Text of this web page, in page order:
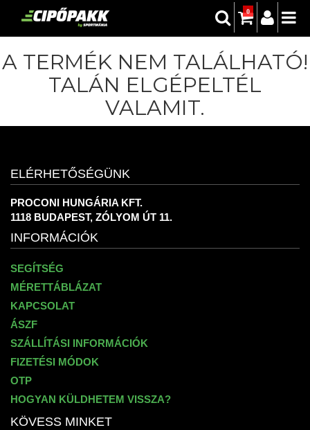
0
A TERMÉK NEM TALÁLHATÓ!
TALÁN ELGÉPELTÉL
VALAMIT.
ELÉRHETŐSÉGÜNK
PROCONI HUNGÁRIA KFT.
1118 BUDAPEST, ZÓLYOM ÚT 11.
INFORMÁCIÓK
SEGÍTSÉG
MÉRETTÁBLÁZAT
KAPCSOLAT
ÁSZF
SZÁLLÍTÁSI INFORMÁCIÓK
FIZETÉSI MÓDOK
OTP
HOGYAN KÜLDHETEM VISSZA?
KÖVESS MINKET